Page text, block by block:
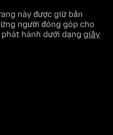
này được giữ bản
người đóng góp cho
hành dưới dạng giấy